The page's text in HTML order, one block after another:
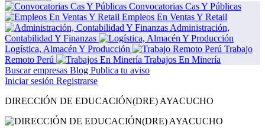
Convocatorias Cas Y Públicas
Empleos En Ventas Y Retail
Administración,
Contabilidad Y Finanzas
Logística, Almacén Y Producción
Trabajo
Remoto Perú
Trabajos En Minería
Buscar empresas Blog Publica tu aviso
Iniciar sesión Registrarse
DIRECCIÓN DE EDUCACIÓN(DRE) AYACUCHO